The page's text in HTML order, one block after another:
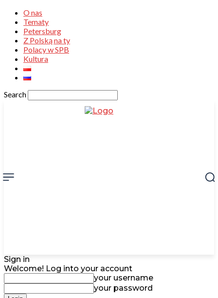
O nas
Tematy
Petersburg
Z Polską na ty
Polacy w SPB
Kultura
Search
Sign in
Welcome! Log into your account
your username
your password